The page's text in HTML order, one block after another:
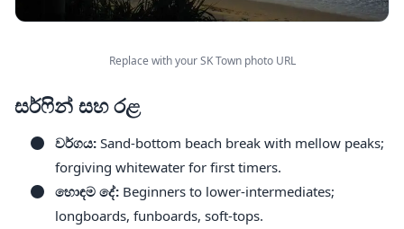
Replace with your SK Town photo URL
සර්ෆින් සහ රළ
වර්ගය: Sand-bottom beach break with mellow peaks;
forgiving whitewater for first timers.
හොඳම දේ: Beginners to lower-intermediates;
longboards, funboards, soft-tops.